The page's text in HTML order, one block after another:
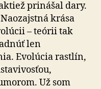
prinášal dary.
krása
– teórii tak
len
Evolúcia rastlín,
Už som